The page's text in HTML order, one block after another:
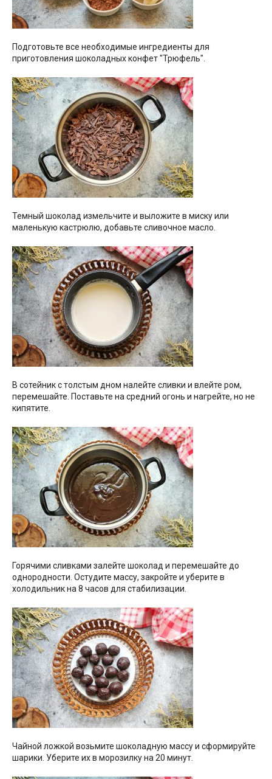
Подготовьте все необходимые ингредиенты для
приготовления шоколадных конфет "Трюфель".
Темный шоколад измельчите и выложите в миску или
маленькую кастрюлю, добавьте сливочное масло.
В сотейник с толстым дном налейте сливки и влейте ром,
перемешайте. Поставьте на средний огонь и нагрейте, но не
кипятите.
Горячими сливками залейте шоколад и перемешайте до
однородности. Остудите массу, закройте и уберите в
холодильник на 8 часов для стабилизации.
Чайной ложкой возьмите шоколадную массу и сформируйте
шарики. Уберите их в морозилку на 20 минут.